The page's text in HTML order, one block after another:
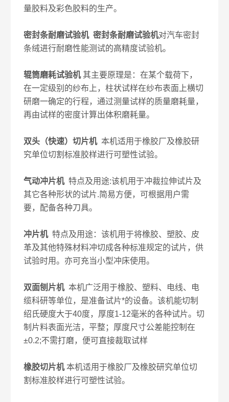
量胶料及彩色胶料的生产。
密封条耐磨试验机 密封条耐磨试验机对汽车密封
条绒进行耐磨性能测试的高精度试验机。
辊筒磨耗试验机其主要原理是：在某个载荷下，
在一定级别的纱布上，柱状试样在纱布表面上横切
研磨一确定的行程，通过测量试样的质量磨耗量，
再由试样的密度计算出体积磨耗量。
双头（快速）切片机 本机适用于橡胶厂及橡胶研
究单位切割标准胶样进行可塑性试验。
气动冲片机 特点及用途:该机用于冲裁拉伸试片及
其它各种形状的试片.简易方便，可根据用户需
要，配备各种刀具。
冲片机 特点及用途：该机用于将橡胶、塑胶、皮
革及其他特殊材料冲切成各种标准规定的试片，供
试验时用。亦可充当小型冲床使用。
双面刨片机 本机广泛用于橡胶、塑料、电线、电
缆科研等单位，是准备试片*的设备。该机能切制
绍氏硬度大于40度，厚度1-12毫米的各种试片。切
制片料表面光洁，平整；厚度尺寸公差能控制在
±0.2;不需打磨，便可直接裁取试样
橡胶切片机本机适用于橡胶厂及橡胶研究单位切
割标准胶样进行可塑性试验。